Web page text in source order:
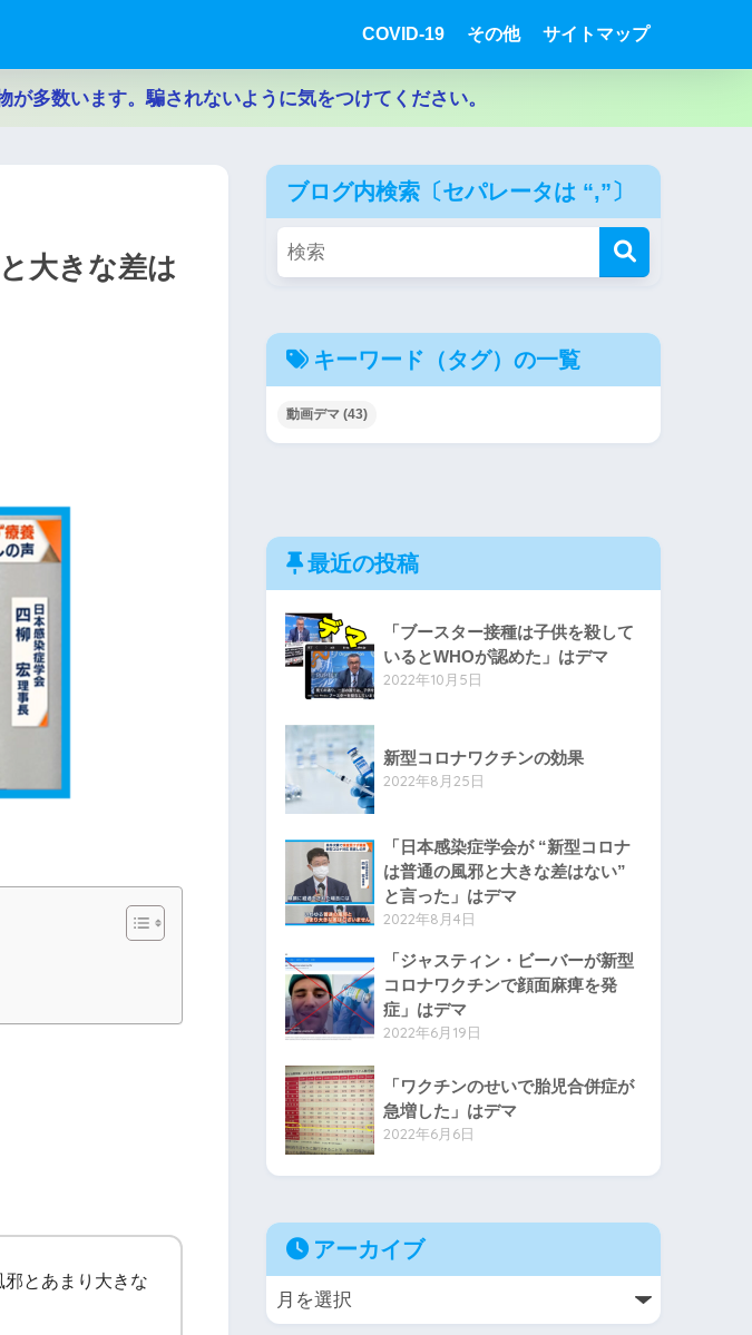
COVID-19 その他 サイトマップ
多数います。騙されないように気をつけてください。
大きな差は
とあまり大きな
ブログ内検索〔セパレータは “,”〕
キーワード（タグ）の一覧
動画デマ (43)
最近の投稿
「ブースター接種は子供を殺して
いるとWHOが認めた」はデマ
2022年10月5日
新型コロナワクチンの効果
2022年8月25日
「日本感染症学会が “新型コロナ
は普通の風邪と大きな差はない”
と言った」はデマ
2022年8月4日
「ジャスティン・ビーバーが新型
コロナワクチンで顔面麻痺を発
症」はデマ
2022年6月19日
「ワクチンのせいで胎児合併症が
急増した」はデマ
2022年6月6日
アーカイブ